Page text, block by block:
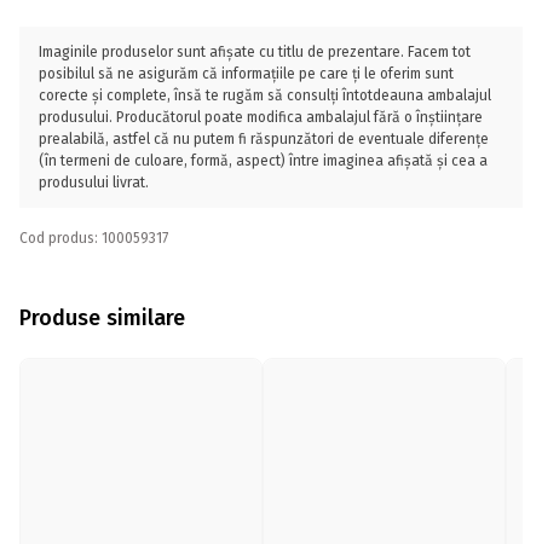
Imaginile produselor sunt afișate cu titlu de prezentare. Facem tot
posibilul să ne asigurăm că informațiile pe care ți le oferim sunt
corecte și complete, însă te rugăm să consulți întotdeauna ambalajul
produsului. Producătorul poate modifica ambalajul fără o înștiințare
prealabilă, astfel că nu putem fi răspunzători de eventuale diferențe
(în termeni de culoare, formă, aspect) între imaginea afișată și cea a
produsului livrat.
Cod produs: 100059317
Produse similare